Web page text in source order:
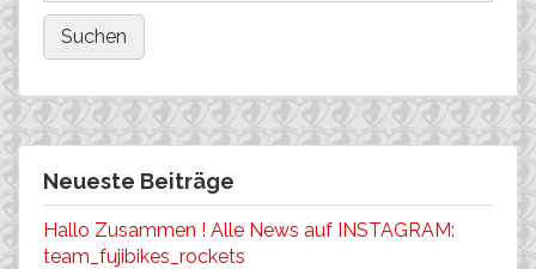
Neueste Beiträge
Hallo Zusammen ! Alle News auf INSTAGRAM:
team_fujibikes_rockets